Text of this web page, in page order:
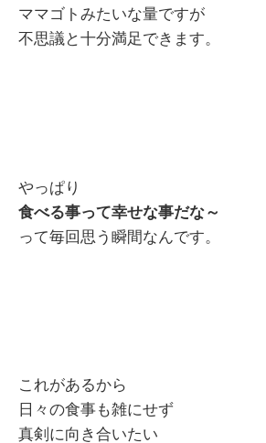
ママゴトみたいな量ですが
不思議と十分満足できます。
やっぱり
食べる事って幸せな事だな～
って毎回思う瞬間なんです。
これがあるから
日々の食事も雑にせず
真剣に向き合いたい